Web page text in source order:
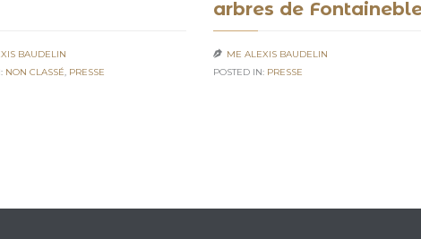
BAUDELIN
NON CLASSÉ, PRESSE
arbres de
 ME ALEXIS BAUDELIN
POSTED IN: PRESSE